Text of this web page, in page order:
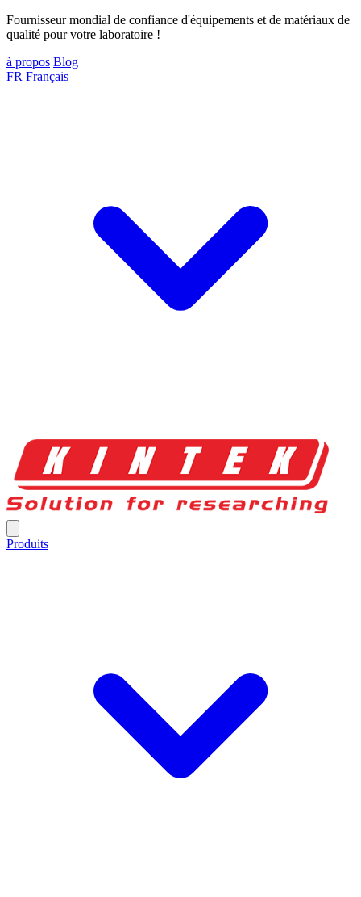
Fournisseur mondial de confiance d'équipements et de matériaux de
qualité pour votre laboratoire !
à propos Blog
FR Français
Produits